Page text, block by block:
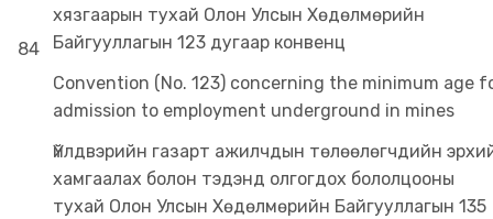
84
хязгаарын тухай Олон Улсын Хөдөлмөрийн
Байгууллагын 123 дугаар конвенц
Convention (No. 123) concerning the minimum age
admission to employment underground in mines
Үйлдвэрийн газарт ажилчдын төлөөлөгчдийн
хамгаалах болон тэдэнд олгогдох бололцооны
тухай Олон Улсын Хөдөлмөрийн Байгууллагын 135